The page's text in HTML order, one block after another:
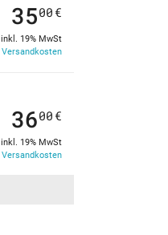
3500 €
inkl. 19% MwSt
Versandkosten
3600 €
inkl. 19% MwSt
Versandkosten